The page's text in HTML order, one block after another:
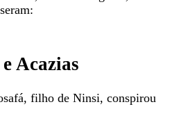
:
e Acazias
, filho de Ninsi, conspirou